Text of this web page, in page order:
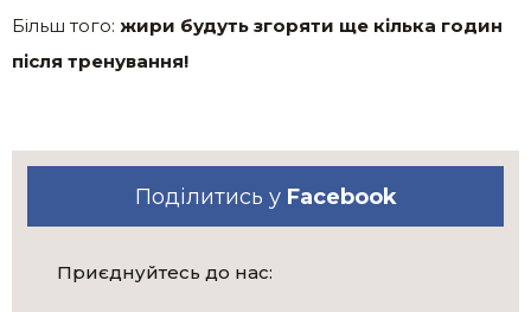
Більш того: жири будуть згоряти ще кілька годин
після тренування!
Поділитись у Facebook
Приєднуйтесь до нас: